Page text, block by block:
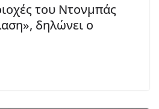
του Ντονμπάς
δηλώνει ο